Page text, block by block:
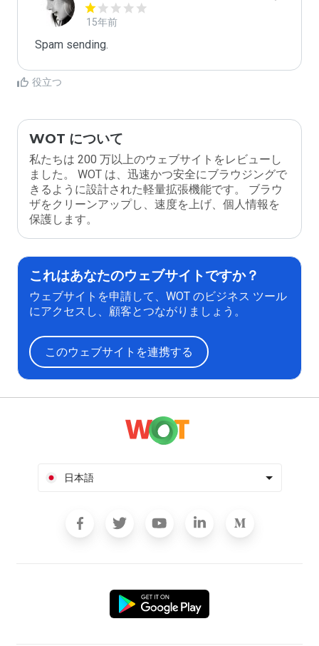
15年前
Spam sending.
役立つ
WOT について
私たちは 200 万以上のウェブサイトをレビューし
ました。 WOT は、迅速かつ安全にブラウジングで
きるように設計された軽量拡張機能です。 ブラウ
ザをクリーンアップし、速度を上げ、個人情報を
保護します。
これはあなたのウェブサイトですか？
ウェブサイトを申請して、WOT のビジネス ツール
にアクセスし、顧客とつながりましょう。
このウェブサイトを連携する
日本語